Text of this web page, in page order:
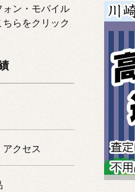
ン・モバイル
らをクリック
クセス